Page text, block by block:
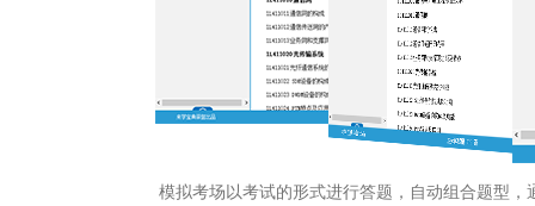
模拟考场以考试的形式进行答题，自动组合题型